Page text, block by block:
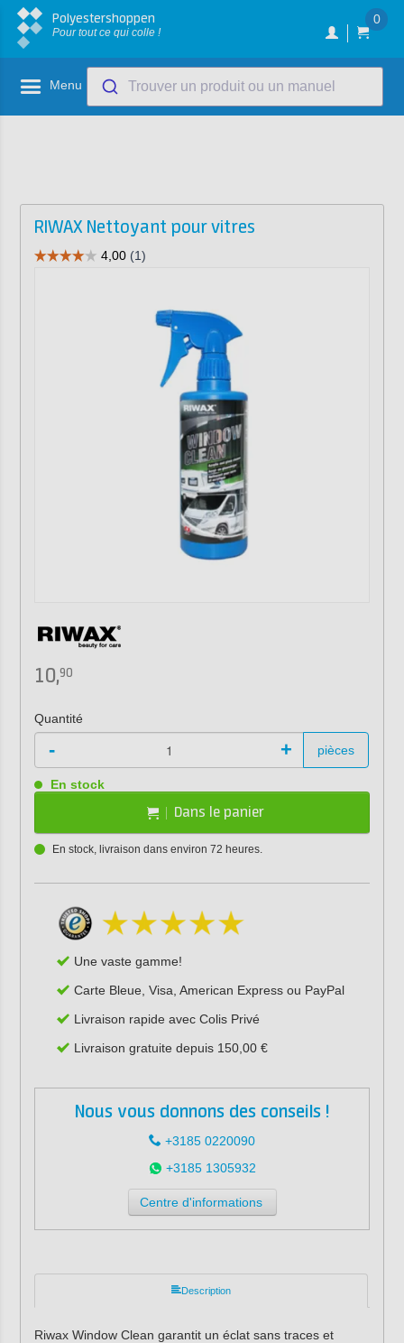
Polyestershoppen
Pour tout ce qui colle !
0
Menu Trouver un produit ou un manuel
RIWAX Nettoyant pour vitres
10,90
Quantité
- + pièces
En stock
Dans le panier
En stock, livraison dans environ 72 heures.
Une vaste gamme!
Carte Bleue, Visa, American Express ou PayPal
Livraison rapide avec Colis Privé
Livraison gratuite depuis 150,00 €
Nous vous donnons des conseils !
+3185 0220090
+3185 1305932
Centre d'informations
Description
Riwax Window Clean garantit un éclat sans traces et